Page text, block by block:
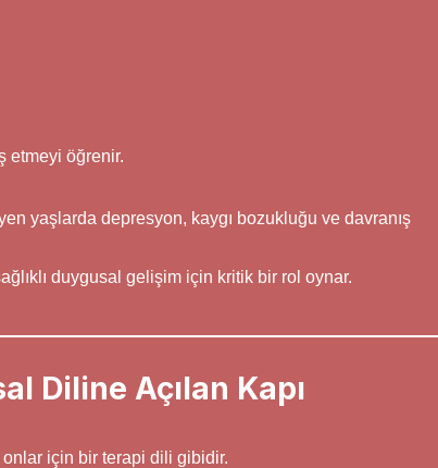
etmeyi öğrenir.
yaşlarda depresyon, kaygı bozukluğu ve davranış
duygusal gelişim için kritik bir rol oynar.
Diline Açılan Kapı
onlar için bir terapi dili gibidir.